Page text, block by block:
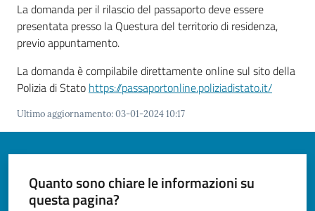
su
La domanda per il rilascio del passaporto deve essere
presentata presso la Questura del territorio di residenza,
previo appuntamento.
La domanda è compilabile direttamente online sul sito della
Polizia di Stato https://passaportonline.poliziadistato.it/
Ultimo aggiornamento:03-01-2024 10:17
Quanto sono chiare le informazioni su
questa pagina?